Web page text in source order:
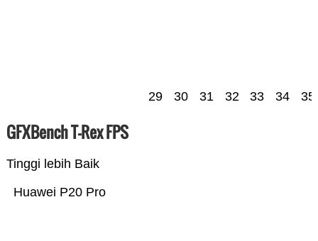
29 30 31 32 33 34 35
GFXBench T-Rex FPS
Tinggi lebih Baik
Huawei P20 Pro